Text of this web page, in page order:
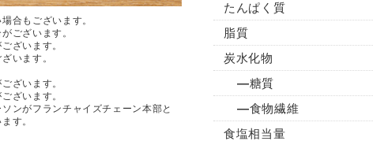
合もございます。
ございます。
ざいます。
います。
ざいます。
ざいます。
ンがフランチャイズチェーン本部と
す。
たんぱく質
脂質
炭水化物
糖質
食物繊維
食塩相当量